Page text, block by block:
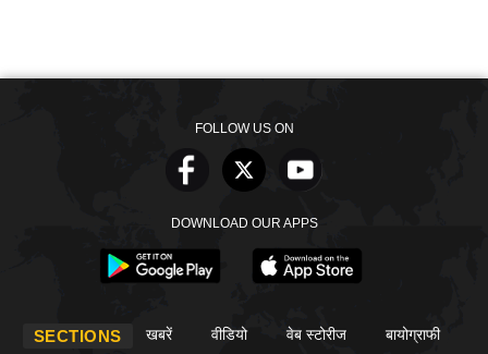
FOLLOW US ON
DOWNLOAD OUR APPS
SECTIONS खबरें वीडियो वेब स्टोरीज बायोग्राफी